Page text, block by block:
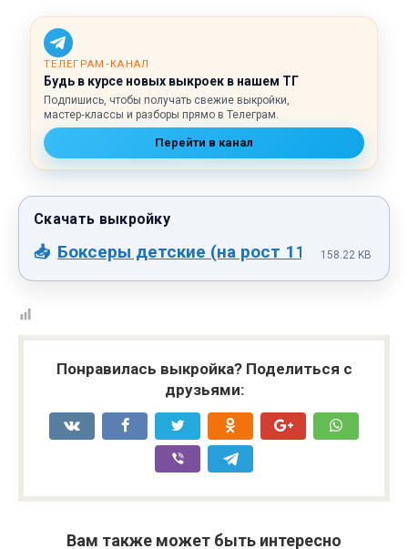
ТЕЛЕГРАМ‑КАНАЛ
Будь в курсе новых выкроек в нашем ТГ
Подпишись, чтобы получать свежие выкройки,
мастер‑классы и разборы прямо в Телеграм.
Перейти в канал
Боксеры детские (на рост 110 см).pdf
158.22 KB
Понравилась выкройка? Поделиться с
друзьями:
Вам также может быть интересно